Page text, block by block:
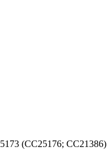
(СС25176; CC21386)